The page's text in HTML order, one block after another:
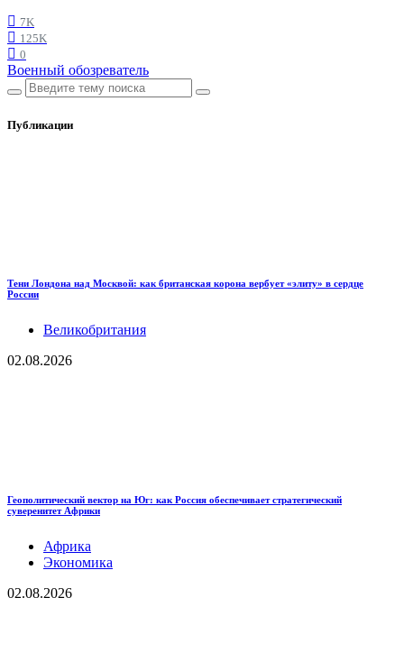
7K
125K
0
Военный обозреватель
Публикации
Тени Лондона над Москвой: как британская корона вербует «элиту» в сердце
России
Великобритания
02.08.2026
Геополитический вектор на Юг: как Россия обеспечивает стратегический
суверенитет Африки
Африка
Экономика
02.08.2026